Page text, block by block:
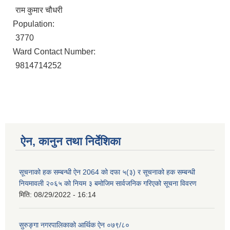
राम कुमार चौधरी
Population:
3770
Ward Contact Number:
9814714252
ऐन, कानुन तथा निर्देशिका
सूचनाको हक सम्बन्धी ऐन 2064 को दफा ५(३) र सूचनाको हक सम्बन्धी
नियमावली २०६५ को नियम ३ बमोजिम सार्वजनिक गरिएको सूचना विवरण
मिति: 08/29/2022 - 16:14
सुरुङ्गा नगरपालिकाको आर्थिक ऐन ०७९/८०